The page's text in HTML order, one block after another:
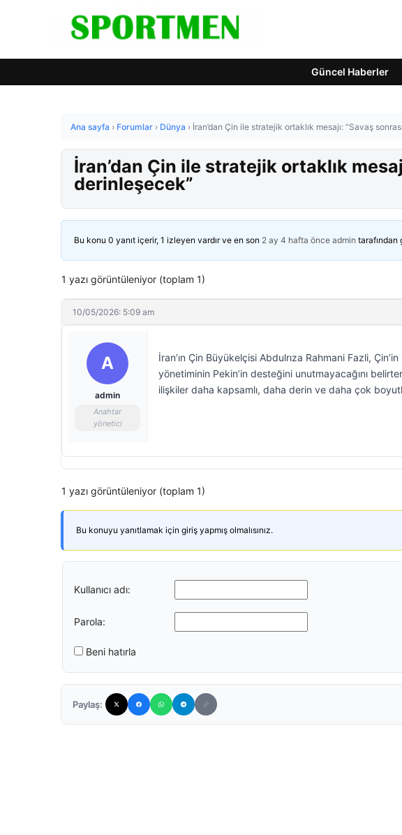
Güncel Haberler
Ana sayfa › Forumlar › Dünya › İran’dan Çin ile stratejik ortaklık mesajı: “Savaş
İran’dan Çin ile stratejik ortaklık
derinleşecek”
Bu konu 0 yanıt içerir, 1 izleyen vardır ve en son 2 ay 4 hafta önce admin tarafından
1 yazı görüntüleniyor (toplam 1)
10/05/2026: 5:09 am
A
admin
Anahtar
yönetici
İran’ın Çin Büyükelçisi Abdulrıza Rahmani Fazli,
yönetiminin Pekin’in desteğini unutmayacağını
ilişkiler daha kapsamlı, daha derin ve daha çok
1 yazı görüntüleniyor (toplam 1)
Bu konuyu yanıtlamak için giriş yapmış olmalısınız.
Kullanıcı adı:
Parola:
Beni hatırla
Paylaş: